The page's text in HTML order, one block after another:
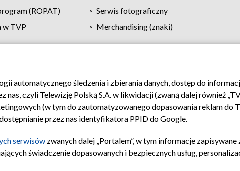
(ROPAT)
Serwis fotograficzny
w TVP
Merchandising (znaki)
Moje zgody Pomoc Biuro reklamy Kontakt
automatycznego śledzenia i zbierania danych, dostęp do
czyli Telewizję Polską S.A. w likwidacji (zwaną dalej również
(w tym do zautomatyzowanego dopasowania reklam do
przez nas identyfikatora PPID do Google.
serwisów zwanych dalej „Portalem”, w tym informacje
świadczenie dopasowanych i bezpiecznych usług,